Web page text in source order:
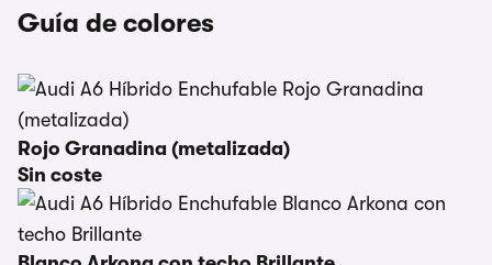
Guía de colores
Rojo Granadina (metalizada)
Sin coste